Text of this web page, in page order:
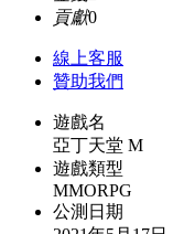
貢獻0
線上客服
贊助我們
遊戲名
亞丁天堂 M
遊戲類型
MMORPG
公測日期